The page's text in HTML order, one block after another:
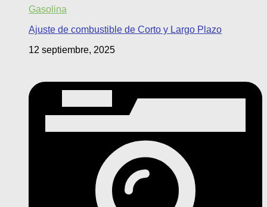
Gasolina
Ajuste de combustible de Corto y Largo Plazo
12 septiembre, 2025